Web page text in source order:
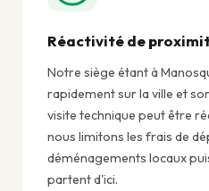
Réactivité de
Notre siège étant à
rapidement sur la ville et
visite technique peut être
nous limitons les frais de
déménagements locaux
partent d'ici.